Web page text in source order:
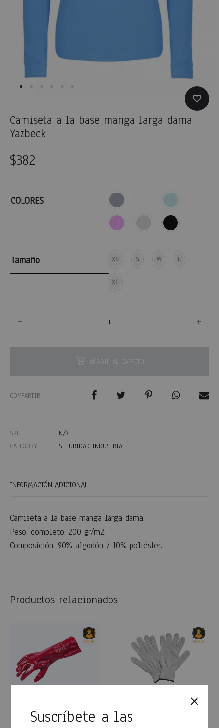
Camiseta a la base manga larga dama
Yazbeck
$382
COLORES
Tamaño XS S M L
XL
AÑADIR AL CARRITO
COMPARTIR
SKU
N/A
CATEGORY
SEGURIDAD INDUSTRIAL
INFORMACIÓN ADICIONAL
Camiseta a la base manga larga dama.
Peso: completo: 200 gr/m2.
Composición: 90% algodón / 10% poliéster.
Productos relacionados
Secur
Guante lanilla blanco
Secur
Suscríbete a las